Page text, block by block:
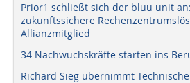
Prior1 schließt sich der bluu unit
zukunftssichere
Allianzmitglied
34 Nachwuchskräfte starten ins
Richard Sieg übernimmt